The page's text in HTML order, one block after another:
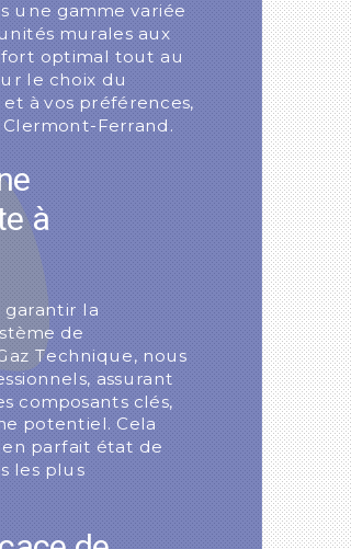
une gamme variée
murales aux
optimal tout au
le choix du
à vos préférences,
Ferrand.
à
la
de
Technique, nous
assurant
composants clés,
potentiel. Cela
parfait état de
les plus